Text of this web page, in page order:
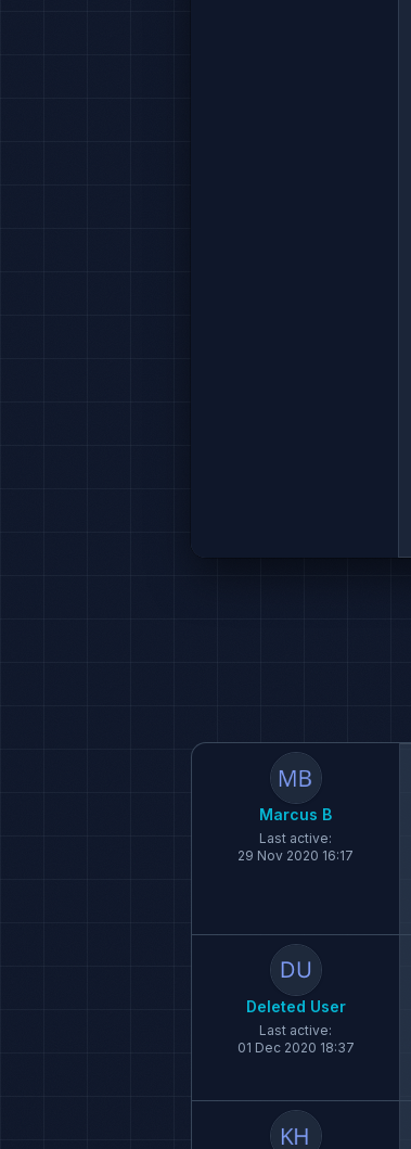
Marcus B
Last active:
29 Nov 2020 16:17
Deleted User
Last active:
01 Dec 2020 18:37